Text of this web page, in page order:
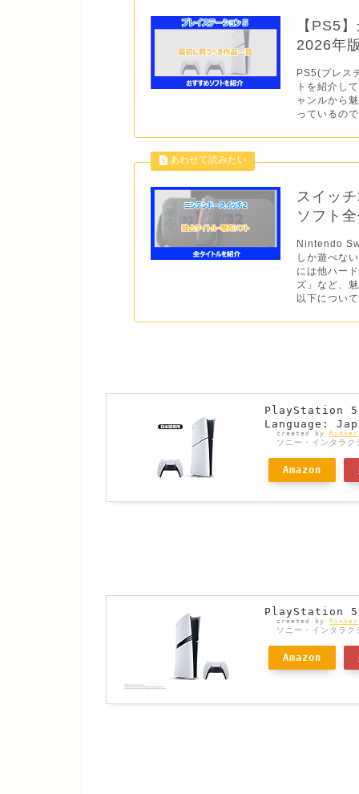
【PS5
2026年
PS5(プレス
トを紹介し
ャンルから
っているの
スイッ
ソフト
Nintendo
しか遊べな
には他ハー
ズ」など、
以下につい
PlayStation 5
Language:
created by Rinker
ソニー・インタラ
Amazon
PlayStation 5
created by Rinker
ソニー・インタラ
Amazon